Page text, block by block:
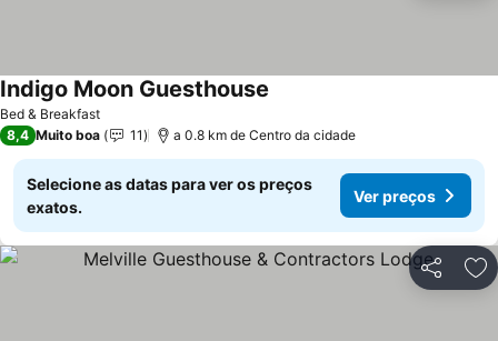
Bed & Breakfast
Indigo Moon Guesthouse
8,4 Muito boa 11 a 0.8 km de Centro da cidade
Selecione as datas para ver os preços
exatos.
Ver preços
Partilhar